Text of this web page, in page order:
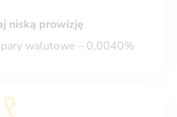
niską prowizję
walutowe – 0,0040%